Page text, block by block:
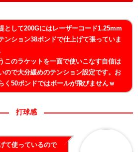
として200Gにはレーザーコード1.25mm
ンション38ポンドで仕上げて張っていま
このラケットを一面で使いこなす自信は
ので大分緩めのテンション設定です。お
く50ポンドではボールが飛びませんｗ
打球感
て使っているので